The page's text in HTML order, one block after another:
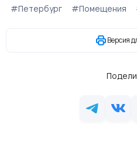
#Петербург #Помещения
Версия